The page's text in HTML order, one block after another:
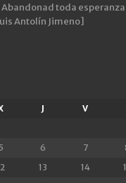
Abandonad toda
Antolín Jimeno]
J V
5 6 7
13 14